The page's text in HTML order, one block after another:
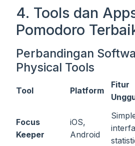
4. Tools dan
Pomodoro
Perbandingan
Physical Tools
Tool Platform
Fitur
Focus
Keeper
iOS,
Android